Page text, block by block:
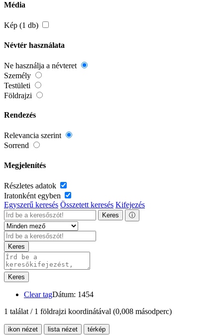
Média
Kép (1 db)
Névtér használata
Ne használja a névteret
Személy
Testületi
Földrajzi
Rendezés
Relevancia szerint
Sorrend
Megjelenítés
Részletes adatok
Iratonként egyben
Egyszerű keresés Összetett keresés Kifejezés
Keres ⓘ
Keres
Keres
Clear tagDátum: 1454
1 találat / 1 földrajzi koordinátával (0,008 másodperc)
ikon nézet lista nézet térkép